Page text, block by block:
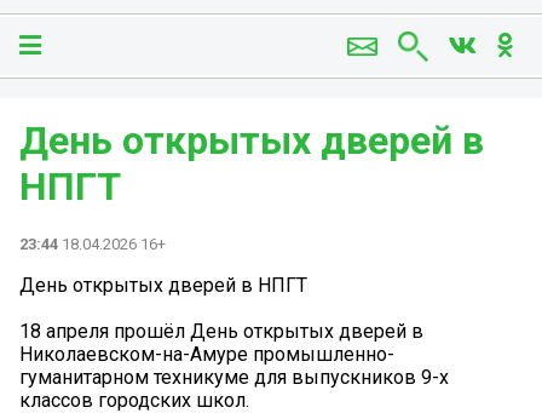
День открытых дверей в
НПГТ
23:44 18.04.2026 16+
День открытых дверей в НПГТ
18 апреля прошёл День открытых дверей в
Николаевском-на-Амуре промышленно-
гуманитарном техникуме для выпускников 9-х
классов городских школ.